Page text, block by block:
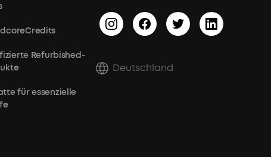
Refurbished-
für essenzielle
Deutschland